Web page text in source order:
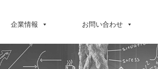
企業情報 お問い合わせ